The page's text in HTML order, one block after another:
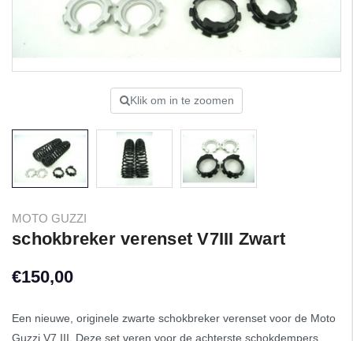
Klik om in te zoomen
MOTO GUZZI
schokbreker verenset V7III Zwart
€150,00
Een nieuwe, originele zwarte schokbreker verenset voor de Moto
Guzzi V7 III. Deze set veren voor de achterste schokdempers